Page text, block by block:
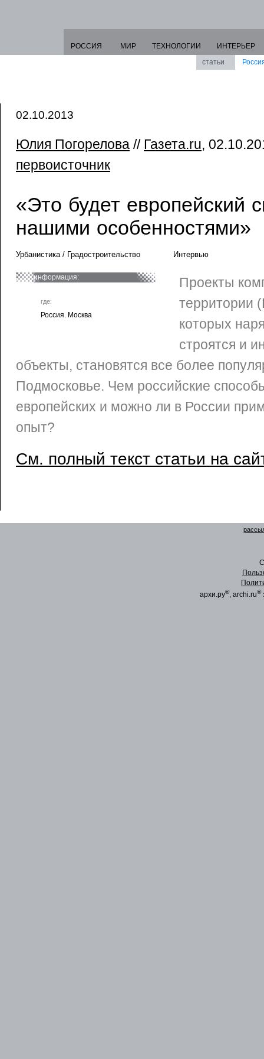
РОССИЯ МИР ТЕХНОЛОГИИ
ИНТЕРЬЕР
статьи
02.10.2013
Юлия Погорелова // Газета.ru,
первоисточник
«Это будет европейский
нашими особенностями»
Урбанистика / Градостроительство Интервью
информация:
где:
Россия. Москва
Проекты
территории
которых
строятся и
объекты, становятся все более
Подмосковье. Чем российские
европейских и можно ли в России
опыт?
См. полный текст статьи на
архи.ру®, archi.ru®